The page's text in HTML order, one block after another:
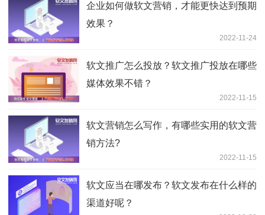
企业如何做软文营销，才能更快达到预期
效果？
2022-11-24
软文推广怎么投放？软文推广投放在哪些
媒体效果不错？
2022-11-15
软文营销怎么写作，有哪些实用的软文营
销方法?
2022-11-15
软文应当在哪发布？软文发布在什么样的
渠道好呢？